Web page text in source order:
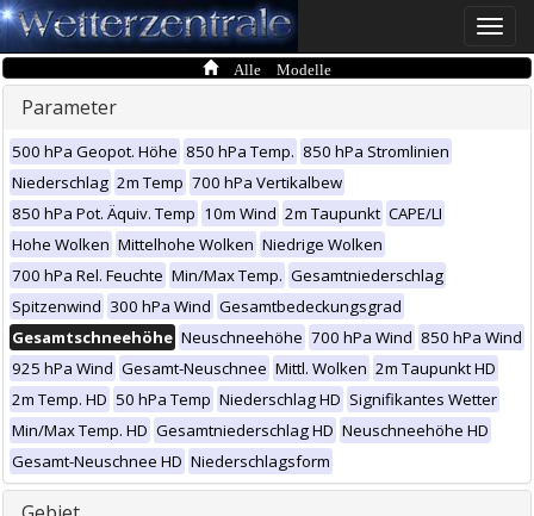
Toggle
Alle Modelle
Parameter
500 hPa Geopot. Höhe 850 hPa Temp. 850 hPa Stromlinien
Niederschlag 2m Temp 700 hPa Vertikalbew
850 hPa Pot. Äquiv. Temp 10m Wind 2m Taupunkt CAPE/LI
Hohe Wolken Mittelhohe Wolken Niedrige Wolken
700 hPa Rel. Feuchte Min/Max Temp. Gesamtniederschlag
Spitzenwind 300 hPa Wind Gesamtbedeckungsgrad
Gesamtschneehöhe Neuschneehöhe 700 hPa Wind 850 hPa Wind
925 hPa Wind Gesamt-Neuschnee Mittl. Wolken 2m Taupunkt HD
2m Temp. HD 50 hPa Temp Niederschlag HD Signifikantes Wetter
Min/Max Temp. HD Gesamtniederschlag HD Neuschneehöhe HD
Gesamt-Neuschnee HD Niederschlagsform